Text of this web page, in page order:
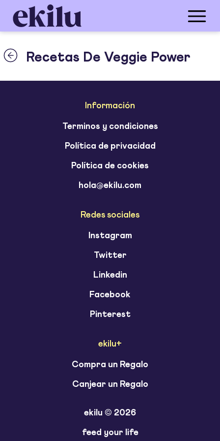
Recetas De Veggie Power
Información
Terminos y condiciones
Política de privacidad
Política de cookies
hola@ekilu.com
Redes sociales
Instagram
Twitter
Linkedin
Facebook
Pinterest
ekilu+
Compra un Regalo
Canjear un Regalo
ekilu © 2026
feed your life